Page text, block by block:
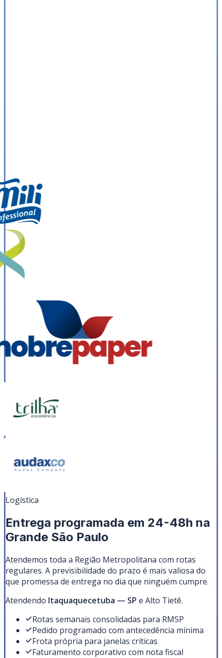
Logística
Entrega programada em 24-48h na
Grande São Paulo
Atendemos toda a Região Metropolitana com rotas
regulares. A previsibilidade do prazo é mais valiosa do
que promessa de entrega no dia que ninguém cumpre.
Atendendo Itaquaquecetuba — SP e Alto Tietê.
Rotas semanais consolidadas para RMSP
Pedido programado com antecedência mínima
Frota própria para janelas críticas
Faturamento corporativo com nota fiscal